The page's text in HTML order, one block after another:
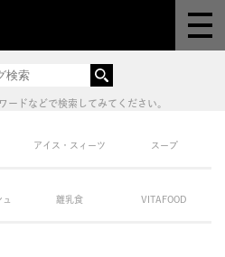
講座
機能
ンストア
ードなどで検索してみてください。
アイス・スィーツ スープ
離乳食 VITAFOOD